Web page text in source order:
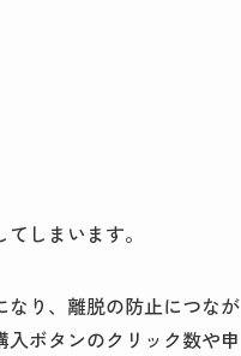
しまいます。
り、離脱の防止につなが
ボタンのクリック数や申